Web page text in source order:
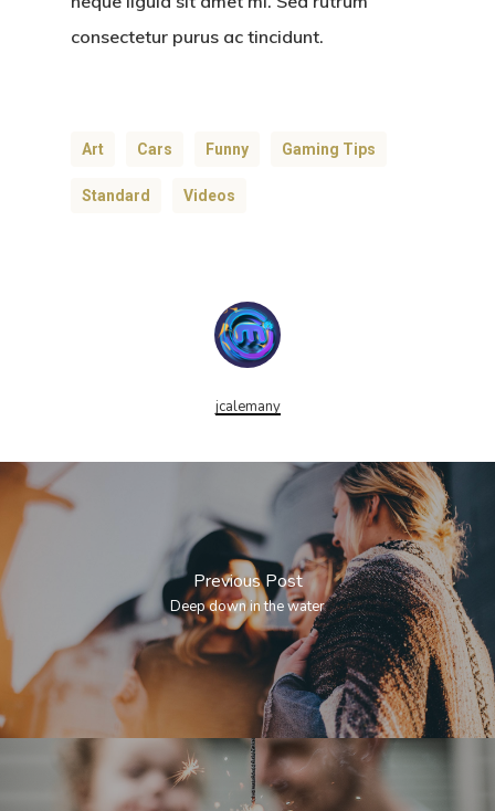
consectetur purus ac tincidunt.
Art Cars Funny Gaming Tips
Standard Videos
jcalemany
Previous Post
Deep down in the water